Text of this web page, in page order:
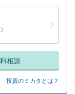
相談
投資のミカタとは？